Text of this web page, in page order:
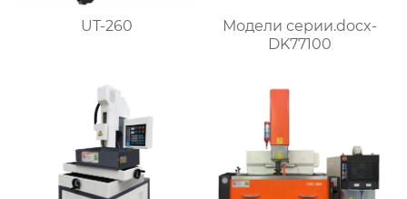
UT-260
Модели серии.docx-
DK77100